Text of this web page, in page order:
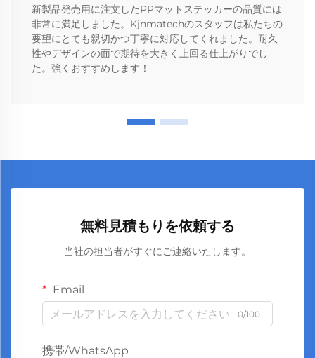
新製品発売用に注文したPPマットステッカーの品質には
非常に満足しました。Kjnmatechのスタッフは私たちの
要望にとても親切かつ丁寧に対応してくれました。耐久
性やデザインの面で期待を大きく上回る仕上がりでし
た。強くおすすめします！
無料見積もりを依頼する
当社の担当者がすぐにご連絡いたします。
Email
0/100
携帯/WhatsApp